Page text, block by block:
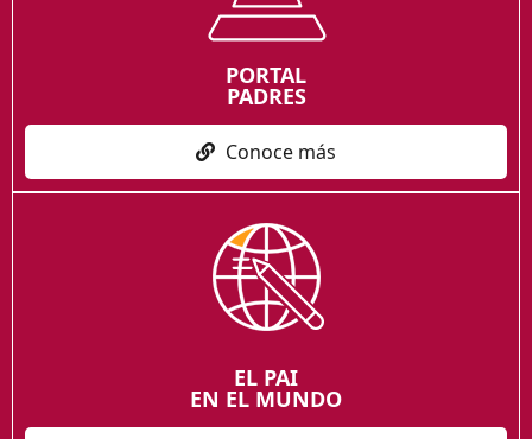
PORTAL
PADRES
Conoce más
EL PAI
EN EL MUNDO